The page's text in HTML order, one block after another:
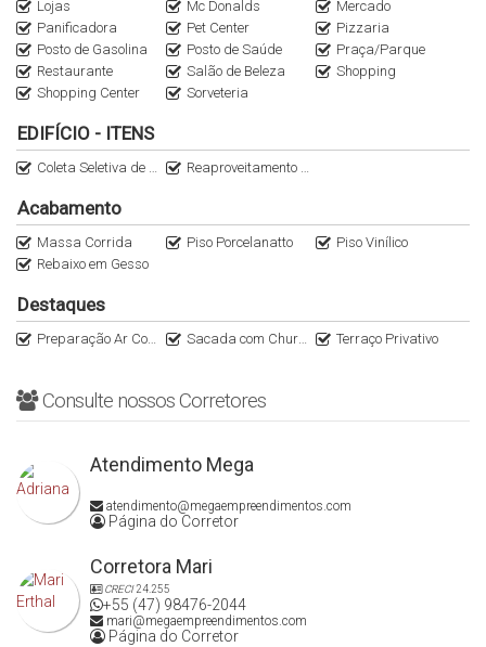
Lojas Mc Donalds
Mercado
Panificadora
Pet Center
Pizzaria
Posto de Gasolina
Posto de Saúde
Praça/Parque
Restaurante
Salão de Beleza
Shopping
Shopping Center
Sorveteria
EDIFÍCIO - ITENS
Coleta Seletiva de Lixo Reaproveitamento da Água das Chuvas para Áreas Comuns
Acabamento
Massa Corrida Piso Porcelanatto
Piso Vinílico
Rebaixo em Gesso
Destaques
Preparação Ar Condicionado Split Sacada com Churrasqueira Terraço Privativo
Consulte nossos Corretores
Atendimento Mega
atendimento@megaempreendimentos.com
Página do Corretor
Corretora Mari
CRECI24.255
+55 (47) 98476-2044
mari@megaempreendimentos.com
Página do Corretor